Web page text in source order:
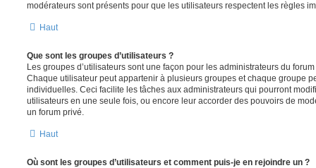
modérateurs sont présents pour que les utilisateurs respectent les règles
Haut
Que sont les groupes d’utilisateurs ?
Les groupes d’utilisateurs sont une façon pour les administrateurs du
Chaque utilisateur peut appartenir à plusieurs groupes et chaque groupe
individuelles. Ceci facilite les tâches aux administrateurs qui pourront
utilisateurs en une seule fois, ou encore leur accorder des pouvoirs de
un forum privé.
Haut
Où sont les groupes d’utilisateurs et comment puis-je en rejoindre un ?